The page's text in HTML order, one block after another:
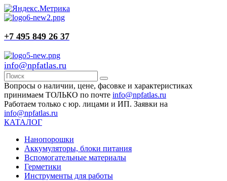
+7 495 849 26 37
info@npfatlas.ru
Вопросы о наличии, цене, фасовке и характеристиках
принимаем ТОЛЬКО по почте info@npfatlas.ru
Работаем только с юр. лицами и ИП. Заявки на
info@npfatlas.ru
КАТАЛОГ
Нанопорошки
Аккумуляторы, блоки питания
Вспомогательные материалы
Герметики
Инструменты для работы